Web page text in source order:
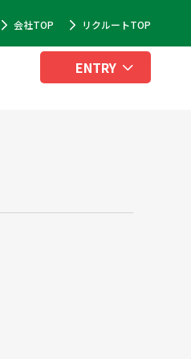
会社TOP リクルートTOP
ENTRY